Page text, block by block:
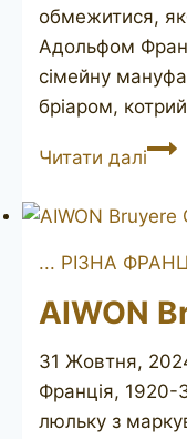
обмежитися,
Адольфом
сімейну
бріаром,
Читати даліROPP
... РІЗНА
AIWON
31 Жовтня,
Франція, 1920-
люльку з